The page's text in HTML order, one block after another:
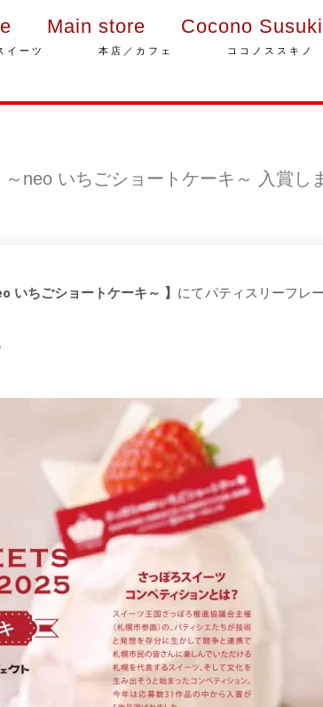
Main store Cocono
イーツ 本店／カフェ ココノススキノ
neo いちごショートケーキ～ 入賞し
いちごショートケーキ～ 】 にてパティスリーフレ